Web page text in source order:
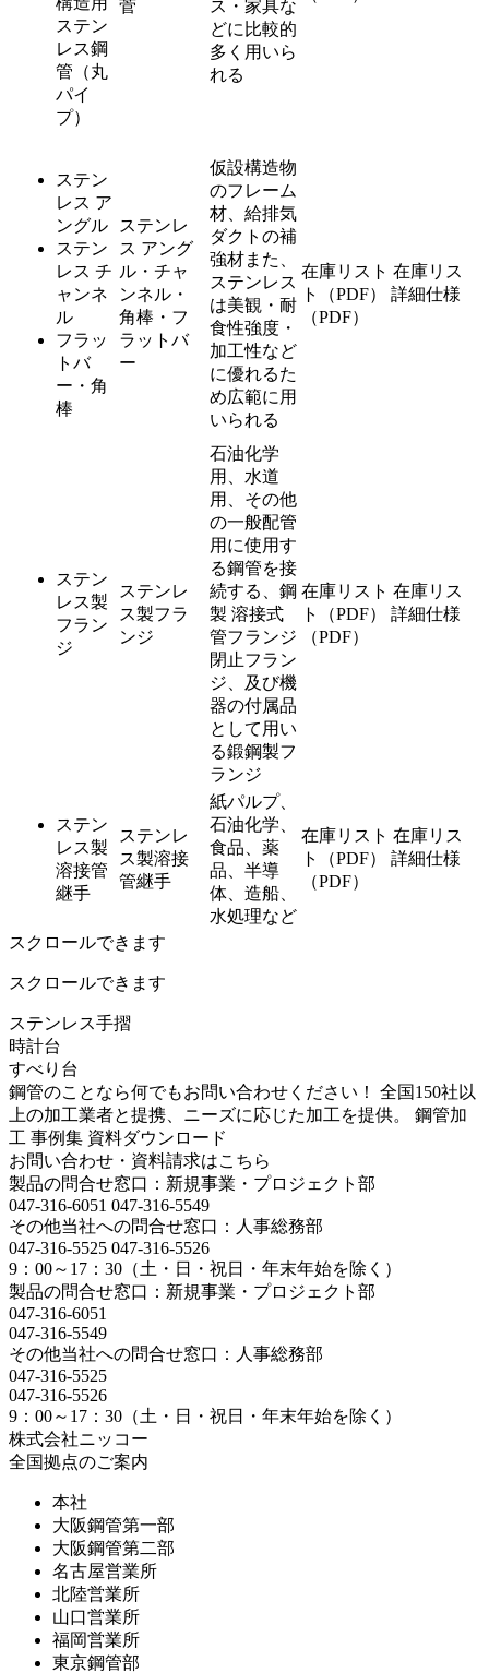
ステン
レス鋼
管（丸
パイ
プ）
菅
ス・家具な
どに比較的
多く用いら
れる
ステン
レス ア
ングル
ステン
レス チ
ャンネ
ル
フラッ
トバ
ー・角
棒
ステンレ
ス アング
ル・チャ
ンネル・
角棒・フ
ラットバ
ー
仮設構造物
のフレーム
材、給排気
ダクトの補
強材また、
ステンレス
は美観・耐
食性強度・
加工性など
に優れるた
め広範に用
いられる
在庫リスト 在庫リス
ト（PDF）
詳細仕様
（PDF）
ステン
レス製
フラン
ジ
ステンレ
ス製フラ
ンジ
石油化学
用、水道
用、その他
の一般配管
用に使用す
る鋼管を接
続する、鋼
製 溶接式
管フランジ
閉止フラン
ジ、及び機
器の付属品
として用い
る鍛鋼製フ
ランジ
在庫リスト 在庫リス
ト（PDF）
詳細仕様
（PDF）
ステン
レス製
溶接管
継手
ステンレ
ス製溶接
管継手
紙パルプ、
石油化学、
食品、薬
品、半導
体、造船、
水処理など
在庫リスト 在庫リス
ト（PDF）
詳細仕様
（PDF）
スクロールできます
スクロールできます
ステンレス手摺
時計台
すべり台
鋼管のことなら何でもお問い合わせください！ 全国150社以
上の加工業者と提携、ニーズに応じた加工を提供。 鋼管加
工 事例集 資料ダウンロード
お問い合わせ・資料請求はこちら
製品の問合せ窓口：新規事業・プロジェクト部
047-316-6051 047-316-5549
その他当社への問合せ窓口：人事総務部
047-316-5525 047-316-5526
9：00～17：30（土・日・祝日・年末年始を除く）
製品の問合せ窓口：新規事業・プロジェクト部
047-316-6051
047-316-5549
その他当社への問合せ窓口：人事総務部
047-316-5525
047-316-5526
9：00～17：30（土・日・祝日・年末年始を除く）
株式会社ニッコー
全国拠点のご案内
本社
大阪鋼管第一部
大阪鋼管第二部
名古屋営業所
北陸営業所
山口営業所
福岡営業所
東京鋼管部